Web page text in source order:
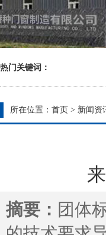
热门关键词：
所在位置： 首页 > 新闻资
摘要： 团体